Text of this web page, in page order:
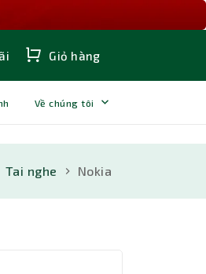
Giỏ hàng
Về chúng tôi
Tai nghe Nokia